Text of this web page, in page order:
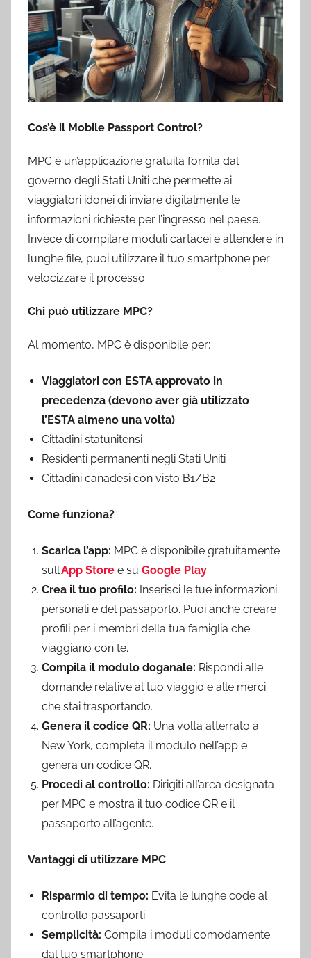
Cos’è il Mobile Passport Control?
MPC è un’applicazione gratuita fornita dal
governo degli Stati Uniti che permette ai
viaggiatori idonei di inviare digitalmente le
informazioni richieste per l’ingresso nel paese.
Invece di compilare moduli cartacei e attendere in
lunghe file, puoi utilizzare il tuo smartphone per
velocizzare il processo.
Chi può utilizzare MPC?
Al momento, MPC è disponibile per:
Viaggiatori con ESTA approvato in
precedenza (devono aver già utilizzato
l’ESTA almeno una volta)
Cittadini statunitensi
Residenti permanenti negli Stati Uniti
Cittadini canadesi con visto B1/B2
Come funziona?
Scarica l’app: MPC è disponibile gratuitamente
sull’App Store e su Google Play.
Crea il tuo profilo: Inserisci le tue informazioni
personali e del passaporto. Puoi anche creare
profili per i membri della tua famiglia che
viaggiano con te.
Compila il modulo doganale: Rispondi alle
domande relative al tuo viaggio e alle merci
che stai trasportando.
Genera il codice QR: Una volta atterrato a
New York, completa il modulo nell’app e
genera un codice QR.
Procedi al controllo: Dirigiti all’area designata
per MPC e mostra il tuo codice QR e il
passaporto all’agente.
Vantaggi di utilizzare MPC
Risparmio di tempo: Evita le lunghe code al
controllo passaporti.
Semplicità: Compila i moduli comodamente
dal tuo smartphone.